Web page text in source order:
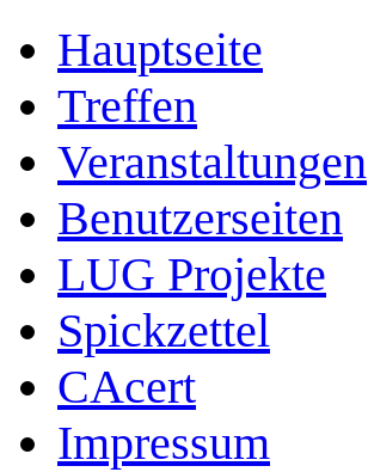
Hauptseite
Treffen
Veranstaltungen
Benutzerseiten
LUG Projekte
Spickzettel
CAcert
Impressum